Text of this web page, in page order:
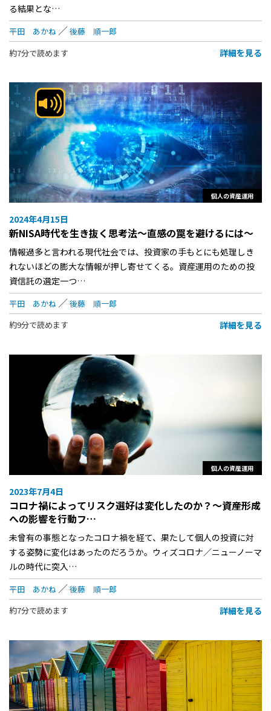
る結果とな…
平田 あかね
後藤 順一郎
約7分で読めます
詳細を見る
個人の資産運用
2024年4月15日
新NISA時代を生き抜く思考法～直感の罠を避けるには～
情報過多と言われる現代社会では、投資家の手もとにも処理しき
れないほどの膨大な情報が押し寄せてくる。資産運用のための投
資信託の選定一つ…
平田 あかね
後藤 順一郎
約9分で読めます
詳細を見る
個人の資産運用
2023年7月4日
コロナ禍によってリスク選好は変化したのか？～資産形成
への影響を行動フ…
未曾有の事態となったコロナ禍を経て、果たして個人の投資に対
する姿勢に変化はあったのだろうか。ウィズコロナ／ニューノーマ
ルの時代に突入…
平田 あかね
後藤 順一郎
約7分で読めます
詳細を見る